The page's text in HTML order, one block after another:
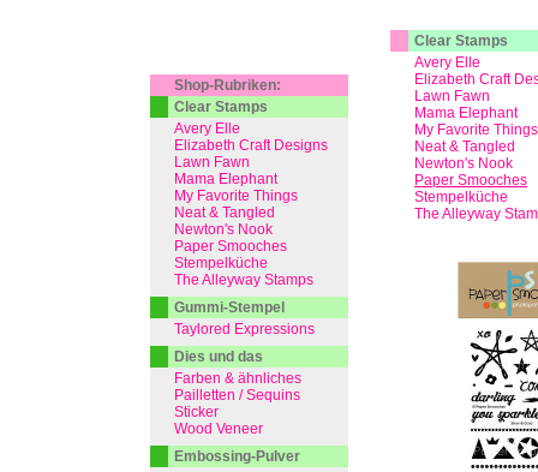
Clear Stamps
Avery Elle
Elizabeth Craft
Lawn Fawn
Mama Elephant
My Favorite Things
Neat & Tangled
Newton's Nook
Paper Smooches
Stempelküche
The Alleyway
Shop-Rubriken:
Clear Stamps
Avery Elle
Elizabeth Craft Designs
Lawn Fawn
Mama Elephant
My Favorite Things
Neat & Tangled
Newton's Nook
Paper Smooches
Stempelküche
The Alleyway Stamps
Gummi-Stempel
Taylored Expressions
Dies und das
Farben & ähnliches
Pailletten / Sequins
Sticker
Wood Veneer
Embossing-Pulver